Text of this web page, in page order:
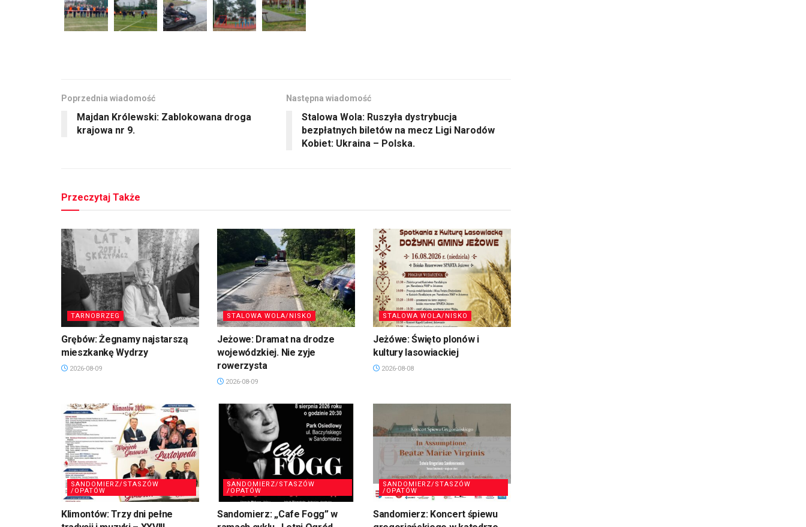
Poprzednia wiadomość
Majdan Królewski: Zablokowana droga
krajowa nr 9.
Następna wiadomość
Stalowa Wola: Ruszyła dystrybucja
bezpłatnych biletów na mecz Ligi Narodów
Kobiet: Ukraina – Polska.
Przeczytaj Także
TARNOBRZEG
Grębów: Żegnamy najstarszą
mieszkankę Wydrzy
2026-08-09
STALOWA WOLA/NISKO
Jeżowe: Dramat na drodze
wojewódzkiej. Nie zyje
rowerzysta
2026-08-09
STALOWA WOLA/NISKO
Jeżówe: Święto plonów i
kultury lasowiackiej
2026-08-08
SANDOMIERZ/STASZÓW
/OPATÓW
Klimontów: Trzy dni pełne
SANDOMIERZ/STASZÓW
/OPATÓW
Sandomierz: „Cafe Fogg” w
SANDOMIERZ/STASZÓW
/OPATÓW
Sandomierz: Koncert śpiewu